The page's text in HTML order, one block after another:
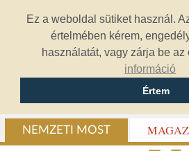
Ez a weboldal sütiket használ.
értelmében kérem,
használatát, vagy zárja be az
információ
Értem
NEMZETI MOST